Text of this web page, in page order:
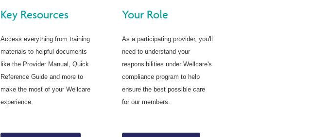
Key Resources
Access everything from training
materials to helpful documents
like the Provider Manual, Quick
Reference Guide and more to
make the most of your Wellcare
experience.
Your Role
As a participating provider, you'll
need to understand your
responsibilities under Wellcare's
compliance program to help
ensure the best possible care
for our members.